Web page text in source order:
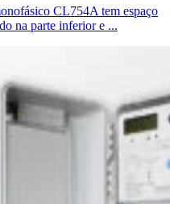
CL754A tem espaço
na parte inferior e ...